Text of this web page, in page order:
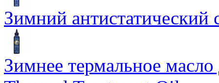
Зимний
Зимнее термальное